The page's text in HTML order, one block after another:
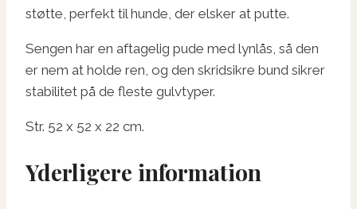
støtte, perfekt til hunde, der elsker at putte.
Sengen har en aftagelig pude med lynlås, så den
er nem at holde ren, og den skridsikre bund sikrer
stabilitet på de fleste gulvtyper.
Str. 52 x 52 x 22 cm.
Yderligere information